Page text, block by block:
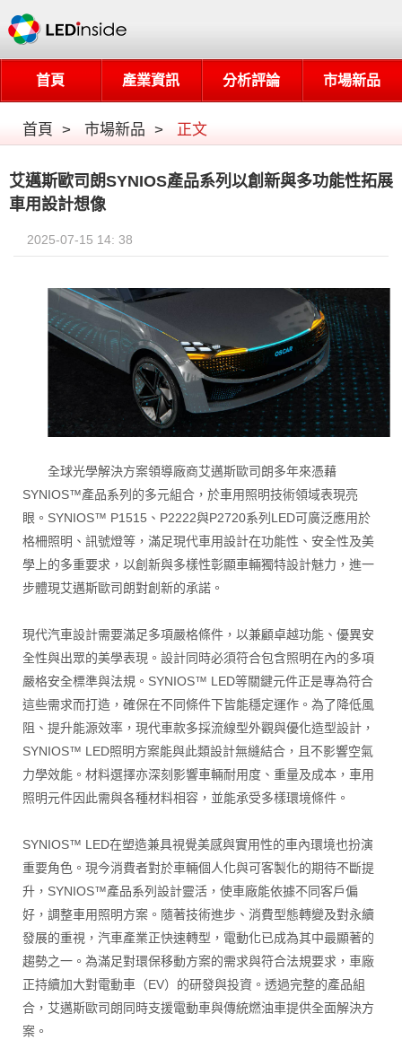
市場新品
分析評論
產業資訊
首頁
首頁 > 市場新品 > 正文
艾邁斯歐司朗SYNIOS產品系列以創新與多功能性拓展
車用設計想像
2025-07-15 14: 38
全球光學解決方案領導廠商艾邁斯歐司朗多年來憑藉
SYNIOS™產品系列的多元組合，於車用照明技術領域表現亮
眼。SYNIOS™ P1515、P2222與P2720系列LED可廣泛應用於
格柵照明、訊號燈等，滿足現代車用設計在功能性、安全性及美
學上的多重要求，以創新與多樣性彰顯車輛獨特設計魅力，進一
步體現艾邁斯歐司朗對創新的承諾。
現代汽車設計需要滿足多項嚴格條件，以兼顧卓越功能、優異安
全性與出眾的美學表現。設計同時必須符合包含照明在內的多項
嚴格安全標準與法規。SYNIOS™ LED等關鍵元件正是專為符合
這些需求而打造，確保在不同條件下皆能穩定運作。為了降低風
阻、提升能源效率，現代車款多採流線型外觀與優化造型設計，
SYNIOS™ LED照明方案能與此類設計無縫結合，且不影響空氣
力學效能。材料選擇亦深刻影響車輛耐用度、重量及成本，車用
照明元件因此需與各種材料相容，並能承受多樣環境條件。
SYNIOS™ LED在塑造兼具視覺美感與實用性的車內環境也扮演
重要角色。現今消費者對於車輛個人化與可客製化的期待不斷提
升，SYNIOS™產品系列設計靈活，使車廠能依據不同客戶偏
好，調整車用照明方案。隨著技術進步、消費型態轉變及對永續
發展的重視，汽車產業正快速轉型，電動化已成為其中最顯著的
趨勢之一。為滿足對環保移動方案的需求與符合法規要求，車廠
正持續加大對電動車（EV）的研發與投資。透過完整的產品組
合，艾邁斯歐司朗同時支援電動車與傳統燃油車提供全面解決方
案。